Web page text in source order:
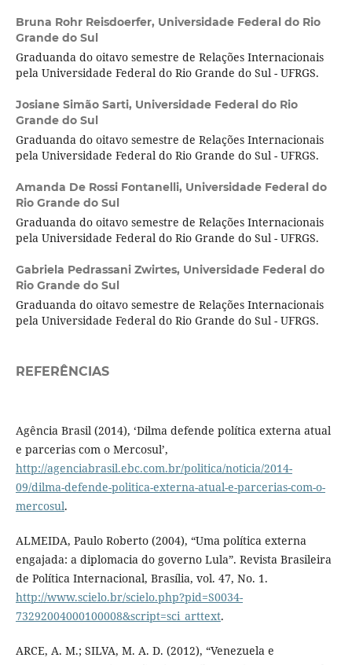
Bruna Rohr Reisdoerfer, Universidade Federal do Rio
Grande do Sul
Graduanda do oitavo semestre de Relações Internacionais
pela Universidade Federal do Rio Grande do Sul - UFRGS.
Josiane Simão Sarti, Universidade Federal do Rio
Grande do Sul
Graduanda do oitavo semestre de Relações Internacionais
pela Universidade Federal do Rio Grande do Sul - UFRGS.
Amanda De Rossi Fontanelli, Universidade Federal do
Rio Grande do Sul
Graduanda do oitavo semestre de Relações Internacionais
pela Universidade Federal do Rio Grande do Sul - UFRGS.
Gabriela Pedrassani Zwirtes, Universidade Federal do
Rio Grande do Sul
Graduanda do oitavo semestre de Relações Internacionais
pela Universidade Federal do Rio Grande do Sul - UFRGS.
REFERÊNCIAS
Agência Brasil (2014), ‘Dilma defende política externa atual
e parcerias com o Mercosul’,
http://agenciabrasil.ebc.com.br/politica/noticia/2014-
09/dilma-defende-politica-externa-atual-e-parcerias-com-o-
mercosul.
ALMEIDA, Paulo Roberto (2004), “Uma política externa
engajada: a diplomacia do governo Lula”. Revista Brasileira
de Política Internacional, Brasília, vol. 47, No. 1.
http://www.scielo.br/scielo.php?pid=S0034-
73292004000100008&script=sci_arttext.
ARCE, A. M.; SILVA, M. A. D. (2012), “Venezuela e